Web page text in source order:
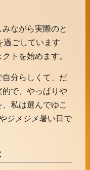
ながら実際のと
過ごしています
トを始めます。
分らしくて、だ
で、やっぱりや
私は選んでゆこ
ジメジメ暑い日で